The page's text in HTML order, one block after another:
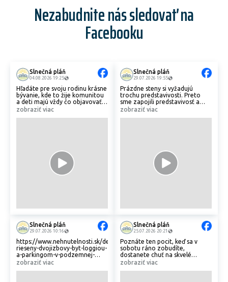
Nezabudnite nás sledovať na
Facebooku
Slnečná pláň
04.08.2026 19:25
Hľadáte pre svoju rodinu krásne
bývanie, kde to žije komunitou
a deti majú vždy čo objavovať?
🏡 Slnečná pláň je navrhnutá
zobraziť viac
Slnečná pláň
29.07.2026 19:55
Prázdne steny si vyžadujú
trochu predstavivosti. Preto
sme zapojili predstavivosť a
pozreli sa na to, ako by v našich
zobraziť viac
Slnečná pláň
29.07.2026 10:16
https://www.nehnutelnosti.sk/detail/JujdvR5UlK2/velkoryso-
rieseny-dvojizbovy-byt-loggiou-
a-parkingom-v-podzemnej-
garazi-tento-mesiac-bonusova-
zobraziť viac
Slnečná pláň
25.07.2026 20:21
Poznáte ten pocit, keď sa v
sobotu ráno zobudíte,
dostanete chuť na skvelé
cappuccino a čerstvé pečivo, no
zobraziť viac